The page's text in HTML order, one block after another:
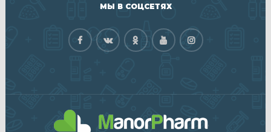
МЫ В СОЦСЕТЯХ